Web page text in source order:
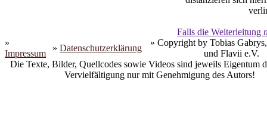
Falls die Weiterleitung
»
Impressum
» Datenschutzerklärung
» Copyright by Tobias
und Flavii e.V.
Die Texte, Bilder, Quellcodes sowie Videos sind jeweils Eigentum
Vervielfältigung nur mit Genehmigung des Autors!